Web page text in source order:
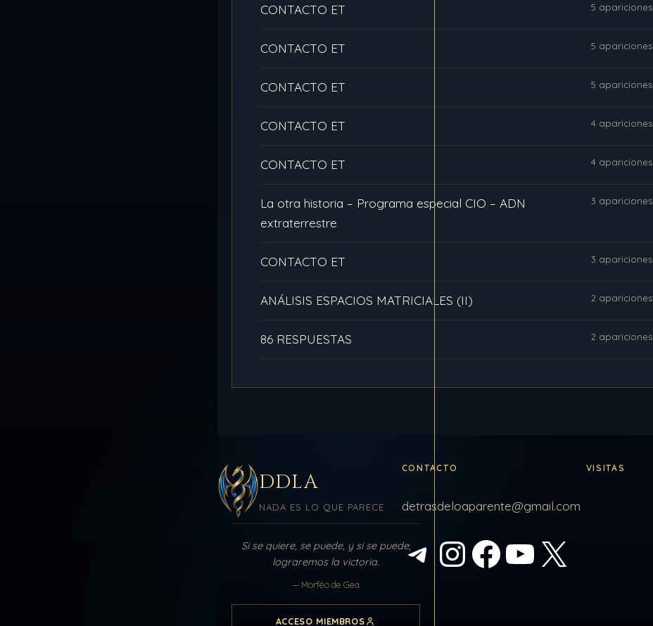
Si se quiere, se puede, y si se puede,
lograremos la victoria.
— Morféo de Gea
ACCESO MIEMBROS
CONTACTO ET 5 apariciones
CONTACTO ET 5 apariciones
CONTACTO ET 5 apariciones
CONTACTO ET 4 apariciones
CONTACTO ET 4 apariciones
La otra historia – Programa especial CIO – ADN
extraterrestre
3 apariciones
CONTACTO ET 3 apariciones
ANÁLISIS ESPACIOS MATRICIALES (II) 2 apariciones
86 RESPUESTAS 2 apariciones
DDLA
NADA ES LO QUE PARECE
CONTACTO
detrasdeloaparente@gmail.com
TelegramInstagram
Facebook
YouTube
X
VISITAS